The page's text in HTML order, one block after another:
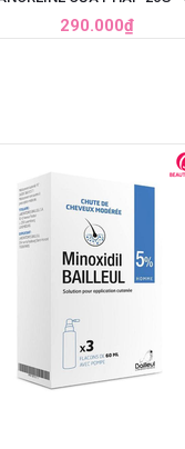
ĐAU HIỆU QUẢ NHANH
290.000₫